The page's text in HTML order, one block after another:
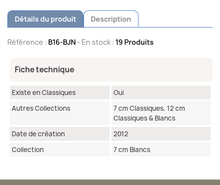
Détails du produit Description
Référence : B16-BJN - En stock : 19 Produits
Fiche technique
Existe en Classiques
Oui
Autres Collections
7 cm Classiques, 12 cm
Classiques & Blancs
Date de création
2012
Collection
7 cm Blancs